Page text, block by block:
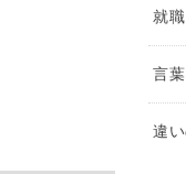
就
言葉
違